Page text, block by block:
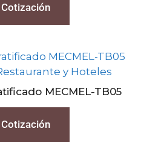
MECMEL-TB05